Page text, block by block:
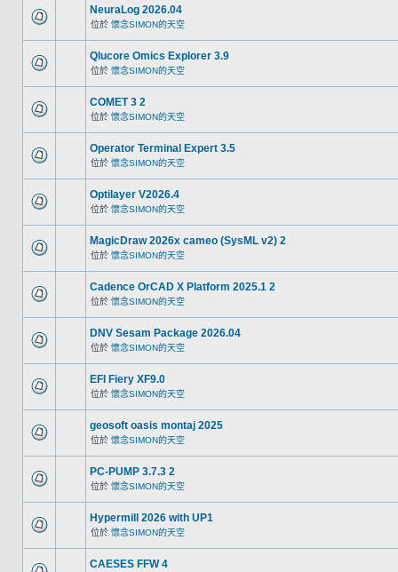
NeuraLog 2026.04
位於 懷念SIMON的天空
Qlucore Omics Explorer 3.9
位於 懷念SIMON的天空
COMET 3 2
位於 懷念SIMON的天空
Operator Terminal Expert 3.5
位於 懷念SIMON的天空
Optilayer V2026.4
位於 懷念SIMON的天空
MagicDraw 2026x cameo (SysML v2) 2
位於 懷念SIMON的天空
Cadence OrCAD X Platform 2025.1 2
位於 懷念SIMON的天空
DNV Sesam Package 2026.04
位於 懷念SIMON的天空
EFI Fiery XF9.0
位於 懷念SIMON的天空
geosoft oasis montaj 2025
位於 懷念SIMON的天空
PC-PUMP 3.7.3 2
位於 懷念SIMON的天空
Hypermill 2026 with UP1
位於 懷念SIMON的天空
CAESES FFW 4